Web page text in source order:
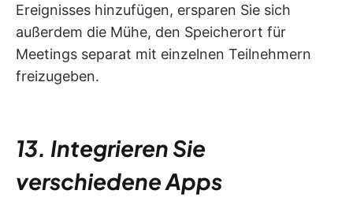
Ereignisses hinzufügen, ersparen Sie sich
außerdem die Mühe, den Speicherort für
Meetings separat mit einzelnen Teilnehmern
freizugeben.
13. Integrieren Sie
verschiedene Apps